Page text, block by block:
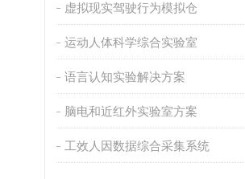
虚拟现实驾驶行为模拟仓
运动人体科学综合实验室
语言认知实验解决方案
脑电和近红外实验室方案
工效人因数据综合采集系统